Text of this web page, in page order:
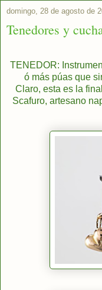
domingo, 28 de agosto de
Tenedores y
TENEDOR:
ó más púas que
Claro, esta es la
Scafuro, artesano